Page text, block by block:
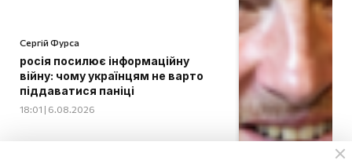
Сергій Фурса
росія посилює інформаційну
війну: чому українцям не варто
піддаватися паніці
18:01 | 6.08.2026